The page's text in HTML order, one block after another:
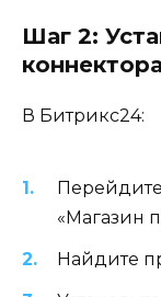
Шаг 2:
В Битрикс24:
«Магазин
Найдите